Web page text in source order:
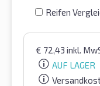
Reifen
€ 72,43 inkl.
AUF LAGER